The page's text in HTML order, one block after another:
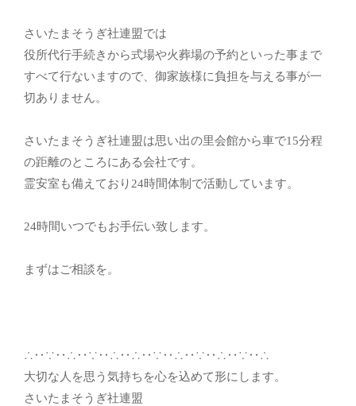
さいたまそうぎ社連盟では
役所代行手続きから式場や火葬場の予約といった事まで
すべて行ないますので、御家族様に負担を与える事が一
切ありません。
さいたまそうぎ社連盟は思い出の里会館から車で15分程
の距離のところにある会社です。
霊安室も備えており24時間体制で活動しています。
24時間いつでもお手伝い致します。
まずはご相談を。
∴‥∵‥∴‥∵‥∴‥∴‥∵‥∴‥∵‥∴‥∵‥∴
大切な人を思う気持ちを心を込めて形にします。
さいたまそうぎ社連盟